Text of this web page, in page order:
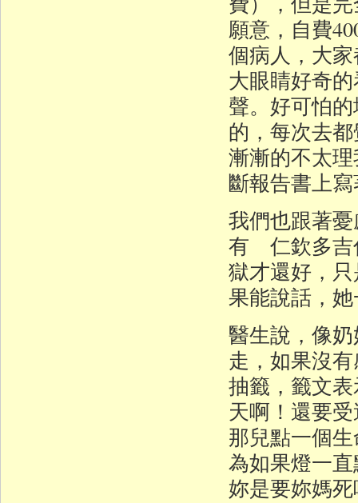
願意，自費
個病人，大
大眼睛好奇
聲。好可怕
的，每次去
漸漸的不太
斷報告書上
我們也跟著
有 仁欽多吉
獄才還好，
果能說話，
醫生說，像
走，如果沒
抽籤，籤文
天啊！還要
那兒點一個
為如果燈一
妳是要妳媽